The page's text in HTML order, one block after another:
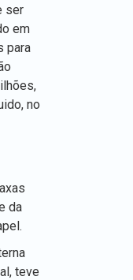
ser
em
para
no
da
teve